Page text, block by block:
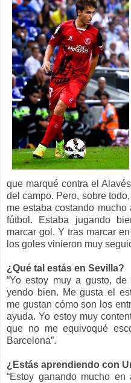
que marqué contra el
del campo. Pero, sobre
me estaba costando
fútbol. Estaba jugando
marcar gol. Y tras marcar
los goles vinieron muy
¿Qué tal estás en Sevilla?
“Yo estoy muy a gusto,
yendo bien. Me gusta el
me gustan cómo son los
ayuda. Yo estoy muy
que no me equivoqué
Barcelona”.
¿Estás aprendiendo con
“Estoy ganando mucho